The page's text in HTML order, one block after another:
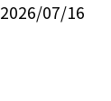
2026/07/16